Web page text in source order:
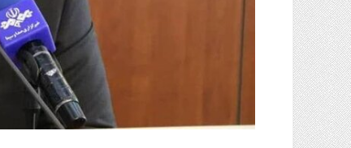
استارت
آپ
و
فن
آوری
بانک
،
بیمه